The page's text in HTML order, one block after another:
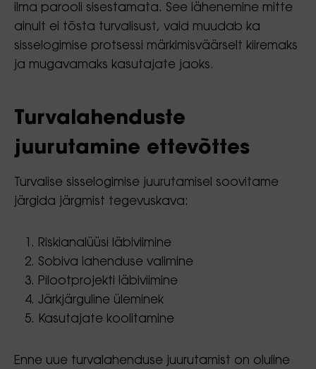
ilma parooli sisestamata. See lähenemine mitte
ainult ei tõsta turvalisust, vaid muudab ka
sisselogimise protsessi märkimisväärselt kiiremaks
ja mugavamaks kasutajate jaoks.
Turvalahenduste
juurutamine ettevõttes
Turvalise sisselogimise juurutamisel soovitame
järgida järgmist tegevuskava:
Riskianalüüsi läbiviimine
Sobiva lahenduse valimine
Pilootprojekti läbiviimine
Järkjärguline üleminek
Kasutajate koolitamine
Enne uue turvalahenduse juurutamist on oluline